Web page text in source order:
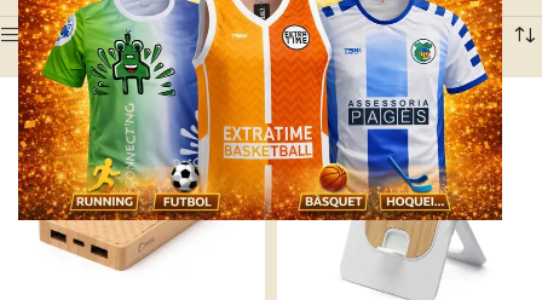
Ver barra lateral